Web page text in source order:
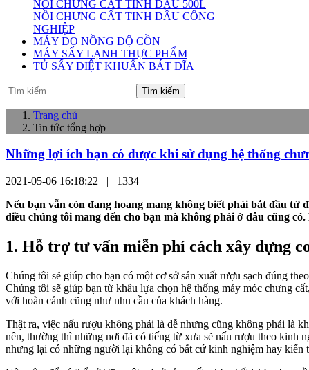
NỒI CHƯNG CẤT TINH DẦU 500L
NỒI CHƯNG CẤT TINH DẦU CÔNG
NGHIỆP
MÁY ĐO NỒNG ĐỘ CỒN
MÁY SẤY LẠNH THỰC PHẨM
TỦ SẤY DIỆT KHUẨN BÁT ĐĨA
Tìm kiếm
Trang chủ
Tin tức tổng hợp
Những lợi ích bạn có được khi sử dụng hệ thống
2021-05-06 16:18:22 | 1334
Nếu bạn vẫn còn đang hoang mang không biết phải bắt đầu
điều chúng tôi mang đến cho bạn mà không phải ở đâu cũng
1. Hỗ trợ tư vấn miễn phí cách xây dựng
Chúng tôi sẽ giúp cho bạn có một cơ sở sản xuất rượu sạch đúng
Chúng tôi sẽ giúp bạn từ khâu lựa chọn hệ thống máy móc chưng
với hoàn cảnh cũng như nhu cầu của khách hàng.
Thật ra, việc nấu rượu không phải là dễ nhưng cũng không phải là
nên, thường thì những nơi đã có tiếng từ xưa sẽ nấu rượu theo kinh
nhưng lại có những người lại không có bất cứ kinh nghiệm hay kiến